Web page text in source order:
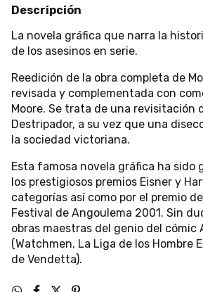
Descripción
La novela gráfica que narra la
de los asesinos en serie.
Reedición de la obra completa de
revisada y complementada con
Moore. Se trata de una revisitación
Destripador, a su vez que una
la sociedad victoriana.
Esta famosa novela gráfica ha sido
los prestigiosos premios Eisner y
categorías así como por el premio
Festival de Angoulema 2001. Sin
obras maestras del genio del cómic
(Watchmen, La Liga de los Hombre
de Vendetta).